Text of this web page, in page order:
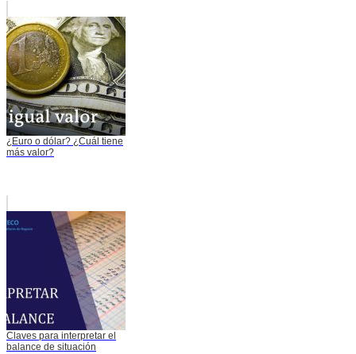
¿Euro o dólar? ¿Cuál tiene
más valor?
Claves para interpretar el
balance de situación